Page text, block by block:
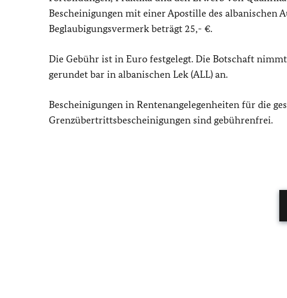
Bescheinigungen mit einer Apostille des albanischen
Beglaubigungsvermerk beträgt 25,- €.
Die Gebühr ist in Euro festgelegt. Die Botschaft
gerundet bar in albanischen Lek (ALL) an.
Bescheinigungen in Rentenangelegenheiten für die
Grenzübertrittsbescheinigungen sind gebührenfrei.